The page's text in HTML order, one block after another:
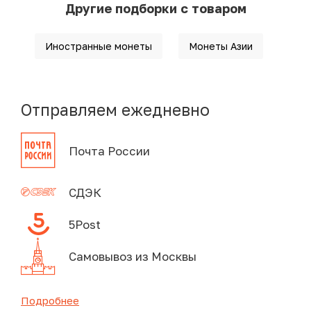
Другие подборки с товаром
Иностранные монеты Монеты Азии
Отправляем ежедневно
Почта России
СДЭК
5Post
Самовывоз из Москвы
Подробнее